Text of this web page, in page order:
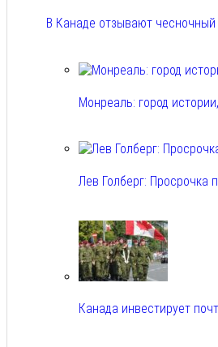
В Канаде отзывают
Монреаль: город
Лев Голберг: Просрочка
Канада инвестирует